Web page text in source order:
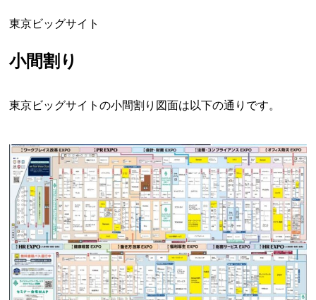
東京ビッグサイト
小間割り
東京ビッグサイトの小間割り図面は以下の通りです。